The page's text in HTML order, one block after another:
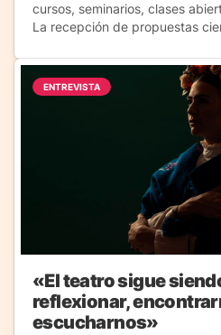
cursos, seminarios, clases
La recepción de propuestas
ENTREVISTA
«El teatro sigue
reflexionar,
escucharnos»